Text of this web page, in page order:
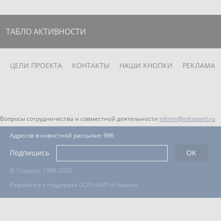
ТАБЛО АКТИВНОСТИ
ЦЕЛИ ПРОЕКТА КОНТАКТЫ НАШИ КНОПКИ РЕКЛАМА
Вопросы сотрудничества и совместной деятельности inform@infosport.ru
© Стадион, 1998-2026
Разработка и поддержка ООО НАИТ «Стадион»
Адресов в новостной рассылке: 996
Подпишись